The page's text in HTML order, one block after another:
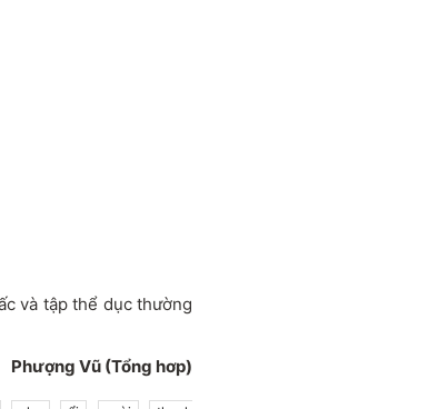
và tập thể dục thường
Phượng Vũ (Tổng hơp)